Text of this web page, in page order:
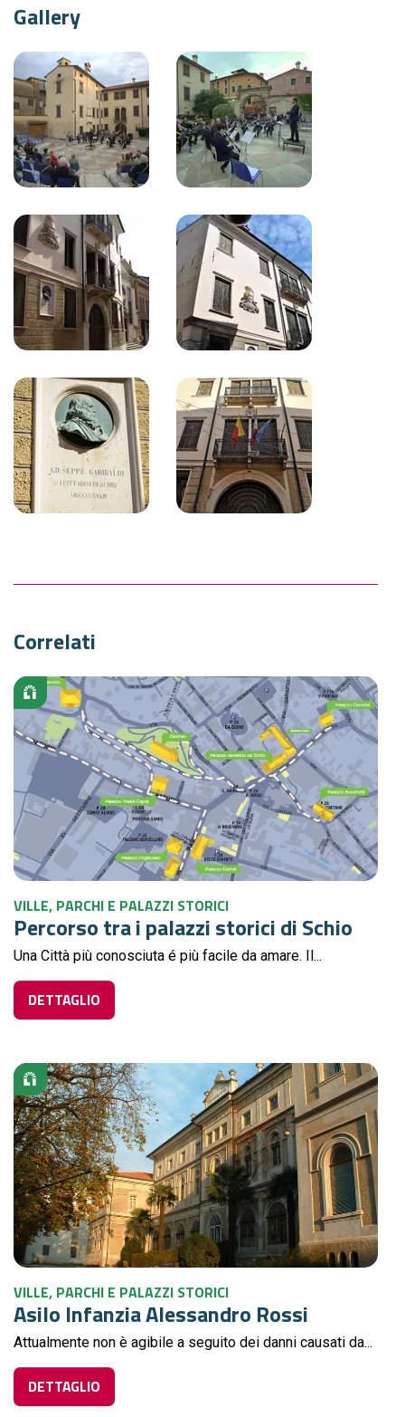
Gallery
Correlati
VILLE, PARCHI E PALAZZI STORICI
Percorso tra i palazzi storici di Schio
Una Città più conosciuta é più facile da amare. Il...
DETTAGLIO
VILLE, PARCHI E PALAZZI STORICI
Asilo Infanzia Alessandro Rossi
Attualmente non è agibile a seguito dei danni causati da...
DETTAGLIO